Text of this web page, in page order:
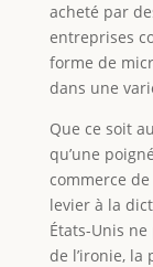
acheté par
entreprises
forme de
dans une
Que ce soit
qu’une
commerce
levier à la
États-Unis
de l’ironie,